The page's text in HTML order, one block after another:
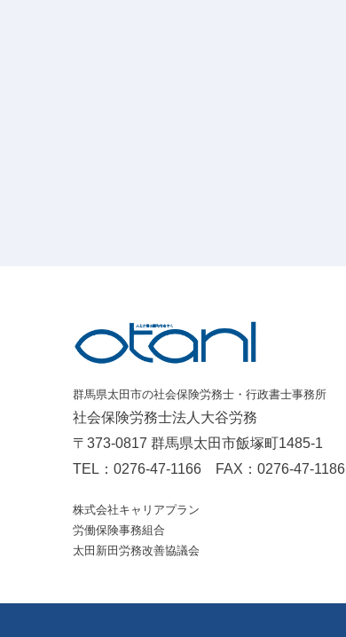
群馬県太田市の社会保険労務士・行政書士事務所
社会保険労務士法人大谷労務
〒373-0817 群馬県太田市飯塚町1485-1
TEL： 0276-47-1166 FAX：0276-47-1186
株式会社キャリアプラン
労働保険事務組合
太田新田労務改善協議会